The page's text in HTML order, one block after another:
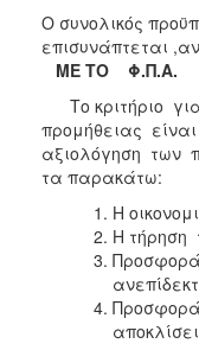
Ο συνολικός
επισυνάπτεται
ΜΕ ΤΟ Φ.Π.Α.
Το κριτήριο
προμήθειας
αξιολόγηση των
τα παρακάτω:
Η
Η
Προσφορά
Προσφορά